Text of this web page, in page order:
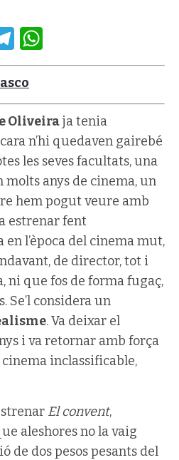
Telegram
Oliveiraja tenia
n’hi quedaven gairebé
les seves facultats, una
molts anys de cinema, un
hem pogut veure amb
estrenar fent
en l’època del cinema mut,
de director, tot i
ni que fos de forma fugaç,
Se’l considera un
. Va deixar el
i va retornar amb força
inclassificable,
El convent,
aleshores no la vaig
de dos pesos pesants del